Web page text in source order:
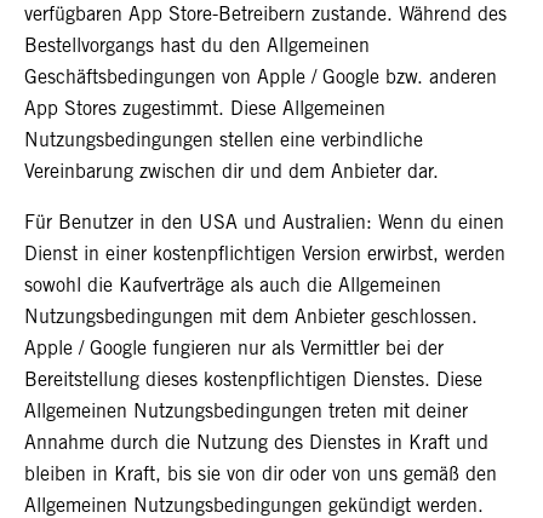
verfügbaren App Store-Betreibern zustande. Während des
Bestellvorgangs hast du den Allgemeinen
Geschäftsbedingungen von Apple / Google bzw. anderen
App Stores zugestimmt. Diese Allgemeinen
Nutzungsbedingungen stellen eine verbindliche
Vereinbarung zwischen dir und dem Anbieter dar.
Für Benutzer in den USA und Australien: Wenn du einen
Dienst in einer kostenpflichtigen Version erwirbst, werden
sowohl die Kaufverträge als auch die Allgemeinen
Nutzungsbedingungen mit dem Anbieter geschlossen.
Apple / Google fungieren nur als Vermittler bei der
Bereitstellung dieses kostenpflichtigen Dienstes. Diese
Allgemeinen Nutzungsbedingungen treten mit deiner
Annahme durch die Nutzung des Dienstes in Kraft und
bleiben in Kraft, bis sie von dir oder von uns gemäß den
Allgemeinen Nutzungsbedingungen gekündigt werden.